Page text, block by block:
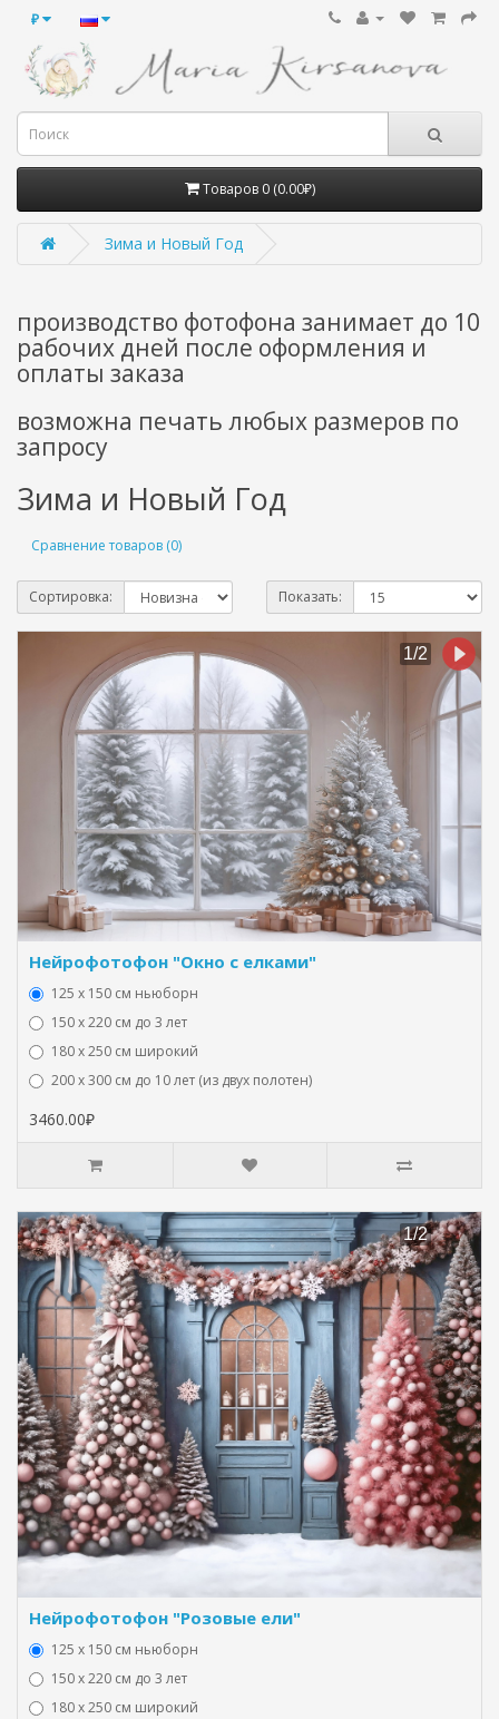
₽
Товаров 0 (0.00₽)
Зима и Новый Год
производство фотофона занимает до 10
рабочих дней после оформления и
оплаты заказа
возможна печать любых размеров по
запросу
Зима и Новый Год
Сравнение товаров (0)
Сортировка: Показать:
Нейрофотофон "Окно с елками"
125 x 150 см ньюборн
150 х 220 см до 3 лет
180 х 250 см широкий
200 х 300 см до 10 лет (из двух полотен)
3460.00₽
Нейрофотофон "Розовые ели"
125 x 150 см ньюборн
150 х 220 см до 3 лет
180 х 250 см широкий